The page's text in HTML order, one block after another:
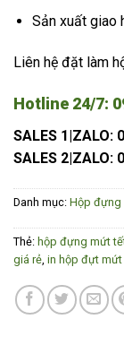
Sản xuất giao
Liên hệ đặt làm
Hotline 24/7:
SALES 1|ZALO:
SALES 2|ZALO:
Danh mục: Hộp đựng
Thẻ: hộp đựng mứt
giá rẻ in hộp đựt